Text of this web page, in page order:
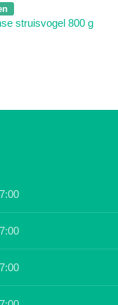
struisvogel 800 g